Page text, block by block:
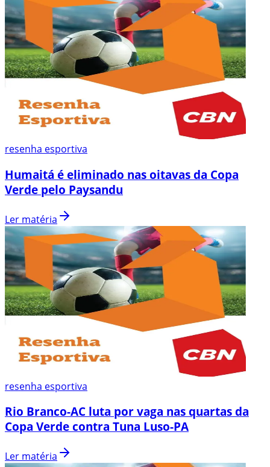
resenha esportiva
Humaitá é eliminado nas oitavas da Copa
Verde pelo Paysandu
Ler matéria
resenha esportiva
Rio Branco-AC luta por vaga nas quartas da
Copa Verde contra Tuna Luso-PA
Ler matéria